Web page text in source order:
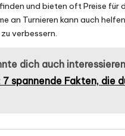
und bieten oft Preise für
an Turnieren kann auch
verbessern.
dich auch
7 spannende Fakten, die